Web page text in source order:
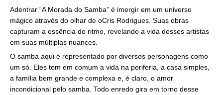
Adentrar “A Morada do Samba” é imergir em um universo
mágico através do olhar de oCris Rodrigues. Suas obras
capturam a essência do ritmo, revelando a vida desses artistas
em suas múltiplas nuances.
O samba aqui é representado por diversos personagens como
um só. Eles tem em comum a vida na periferia, a casa simples,
a família bem grande e complexa e, é claro, o amor
incondicional pelo samba. Todo enredo gira em torno desse